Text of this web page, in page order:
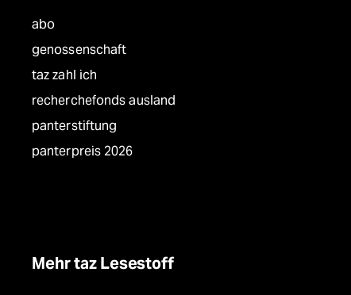
abo
genossenschaft
taz zahl ich
recherchefonds ausland
panterstiftung
panterpreis 2026
Mehr taz Lesestoff